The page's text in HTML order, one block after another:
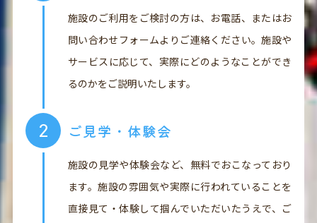
施設のご利用をご検討の方は、お電話、またはお
問い合わせフォームよりご連絡ください。施設や
サービスに応じて、実際にどのようなことができ
るのかをご説明いたします。
ご見学・体験会
施設の見学や体験会など、無料でおこなっており
ます。施設の雰囲気や実際に行われていることを
直接見て・体験して掴んでいただいたうえで、ご